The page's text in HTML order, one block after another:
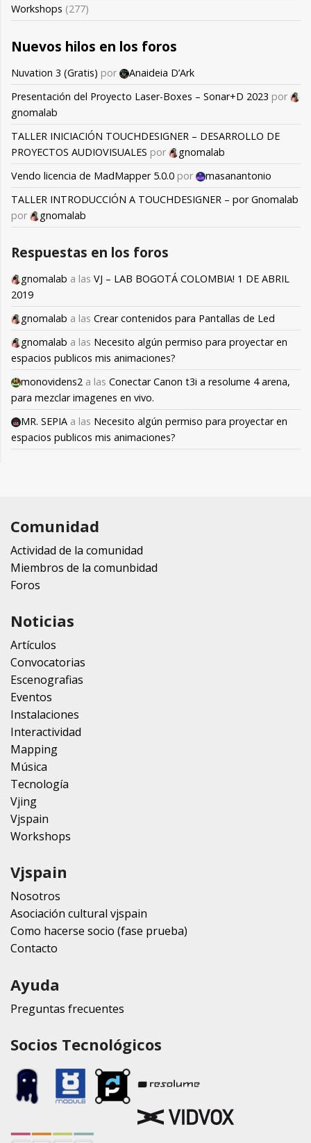
Workshops (277)
Nuevos hilos en los foros
Nuvation 3 (Gratis) por
Anaideia D’Ark
Presentación del Proyecto Laser-Boxes – Sonar+D 2023 por
gnomalab
TALLER INICIACIÓN TOUCHDESIGNER – DESARROLLO DE
PROYECTOS AUDIOVISUALES por
gnomalab
Vendo licencia de MadMapper 5.0.0 por
masanantonio
TALLER INTRODUCCIÓN A TOUCHDESIGNER – por Gnomalab
por
gnomalab
Respuestas en los foros
gnomalab a las VJ – LAB BOGOTÁ COLOMBIA! 1 DE ABRIL
2019
gnomalab a las Crear contenidos para Pantallas de Led
gnomalab a las Necesito algún permiso para proyectar en
espacios publicos mis animaciones?
monovidens2 a las Conectar Canon t3i a resolume 4 arena,
para mezclar imagenes en vivo.
MR. SEPIA a las Necesito algún permiso para proyectar en
espacios publicos mis animaciones?
Comunidad
Actividad de la comunidad
Miembros de la comunbidad
Foros
Noticias
Artículos
Convocatorias
Escenografias
Eventos
Instalaciones
Interactividad
Mapping
Música
Tecnología
Vjing
Vjspain
Workshops
Vjspain
Nosotros
Asociación cultural vjspain
Como hacerse socio (fase prueba)
Contacto
Ayuda
Preguntas frecuentes
Socios Tecnológicos